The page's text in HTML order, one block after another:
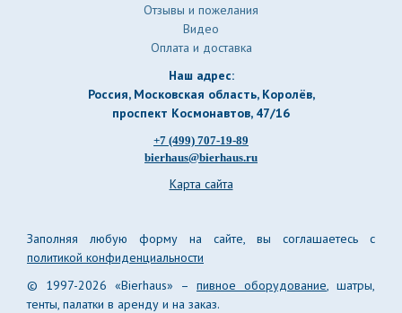
Отзывы и пожелания
Видео
Оплата и доставка
Наш адрес:
Россия, Московская область, Королёв,
проспект Космонавтов, 47/16
+7 (499) 707-19-89
bierhaus@bierhaus.ru
Карта сайта
Заполняя любую форму на сайте, вы соглашаетесь с
политикой конфиденциальности
© 1997-2026 «Bierhaus» – пивное оборудование, шатры,
тенты, палатки в аренду и на заказ.